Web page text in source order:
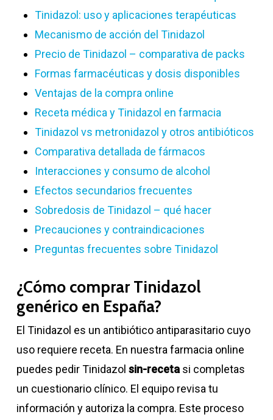
Tinidazol: uso y aplicaciones terapéuticas
Mecanismo de acción del Tinidazol
Precio de Tinidazol – comparativa de packs
Formas farmacéuticas y dosis disponibles
Ventajas de la compra online
Receta médica y Tinidazol en farmacia
Tinidazol vs metronidazol y otros antibióticos
Comparativa detallada de fármacos
Interacciones y consumo de alcohol
Efectos secundarios frecuentes
Sobredosis de Tinidazol – qué hacer
Precauciones y contraindicaciones
Preguntas frecuentes sobre Tinidazol
¿Cómo comprar Tinidazol
genérico en España?
El Tinidazol es un antibiótico antiparasitario cuyo
uso requiere receta. En nuestra farmacia online
puedes pedir Tinidazol sin-recetasi completas
un cuestionario clínico. El equipo revisa tu
información y autoriza la compra. Este proceso